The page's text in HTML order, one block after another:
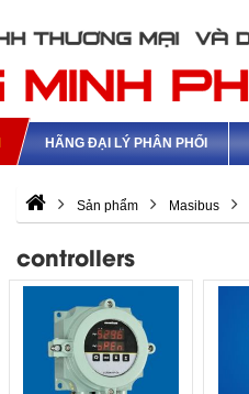
HÃNG ĐẠI LÝ PHÂN PHỐI
Sản phẩm Masibus
controllers